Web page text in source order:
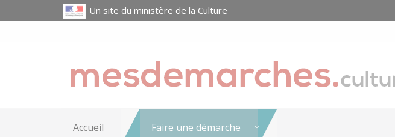
Un site du ministère de la Culture
Accueil Faire une démarche